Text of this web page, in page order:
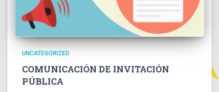
UNCATEGORIZED
COMUNICACIÓN DE INVITACIÓN
PÚBLICA